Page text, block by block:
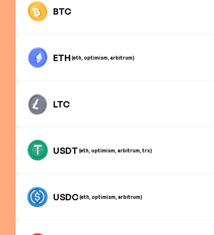
BTC
ETH (eth, optimism, arbitrum)
LTC
USDT (eth, optimism, arbitrum, trx)
USDC(eth, optimism, arbitrum)